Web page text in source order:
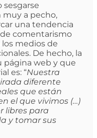
muy a pecho,
una tendencia
comentarismo
medios de
De hecho, la
página web y que
es: “Nuestra
diferente
que están
el que vivimos (…)
libres para
y tomar sus